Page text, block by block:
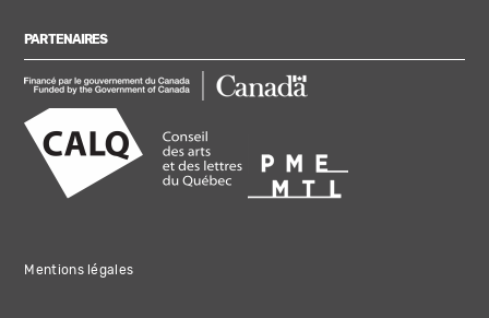
PARTENAIRES
Mentions légales